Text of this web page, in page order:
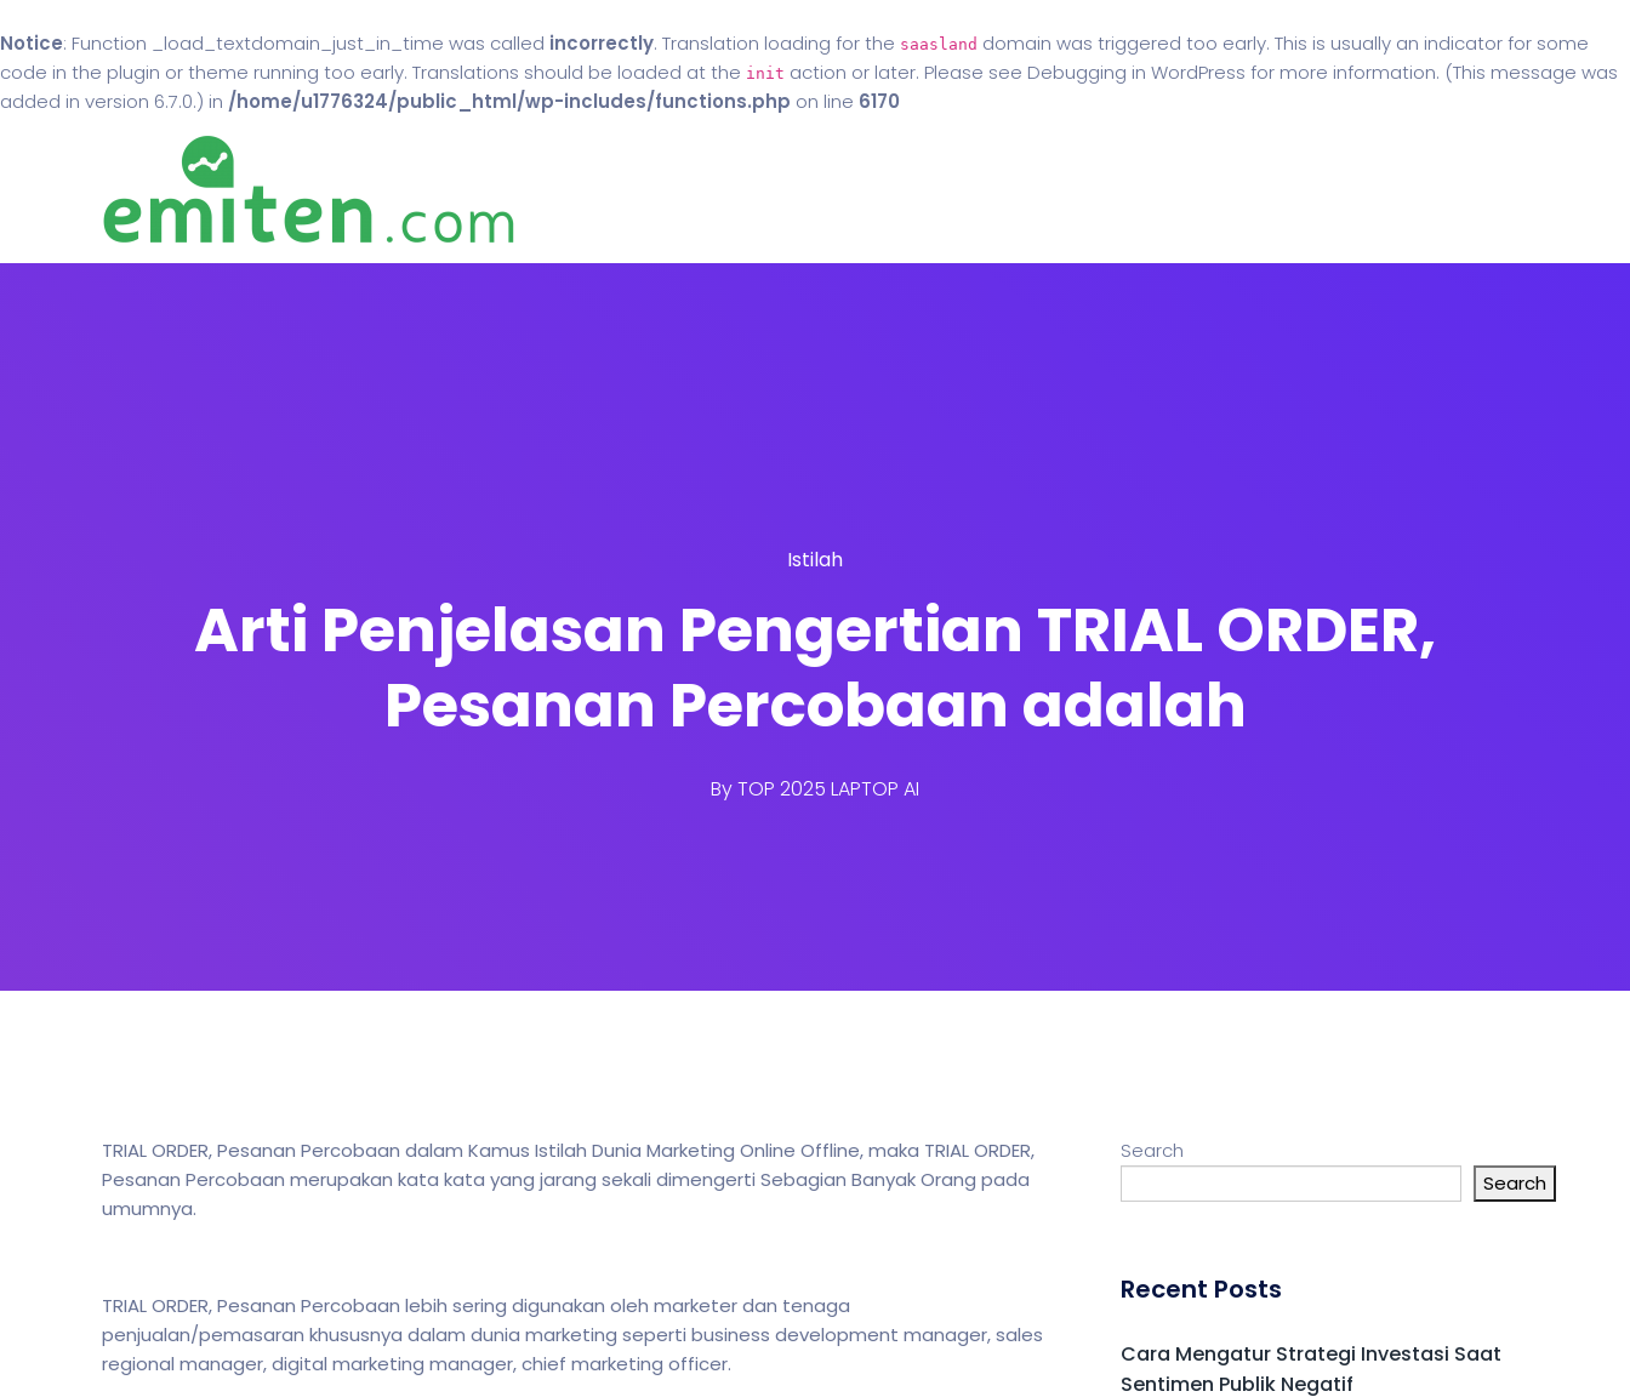
Notice: Function _load_textdomain_just_in_time was called incorrectly. Translation loading for the saasland domain was triggered too early. This is usually an indicator for some
code in the plugin or theme running too early. Translations should be loaded at the init action or later. Please see Debugging in WordPress for more information. (This message was
added in version 6.7.0.) in /home/u1776324/public_html/wp-includes/functions.php on line 6170
Istilah
Arti Penjelasan Pengertian TRIAL ORDER,
Pesanan Percobaan adalah
ByTOP 2025 LAPTOP AI
TRIAL ORDER, Pesanan Percobaan dalam Kamus Istilah Dunia Marketing Online Offline, maka TRIAL ORDER,
Pesanan Percobaan merupakan kata kata yang jarang sekali dimengerti Sebagian Banyak Orang pada
umumnya.
TRIAL ORDER, Pesanan Percobaan lebih sering digunakan oleh marketer dan tenaga
penjualan/pemasaran khususnya dalam dunia marketing seperti business development manager, sales
regional manager, digital marketing manager, chief marketing officer.
Search
Search
Recent Posts
Cara Mengatur Strategi Investasi Saat
Sentimen Publik Negatif